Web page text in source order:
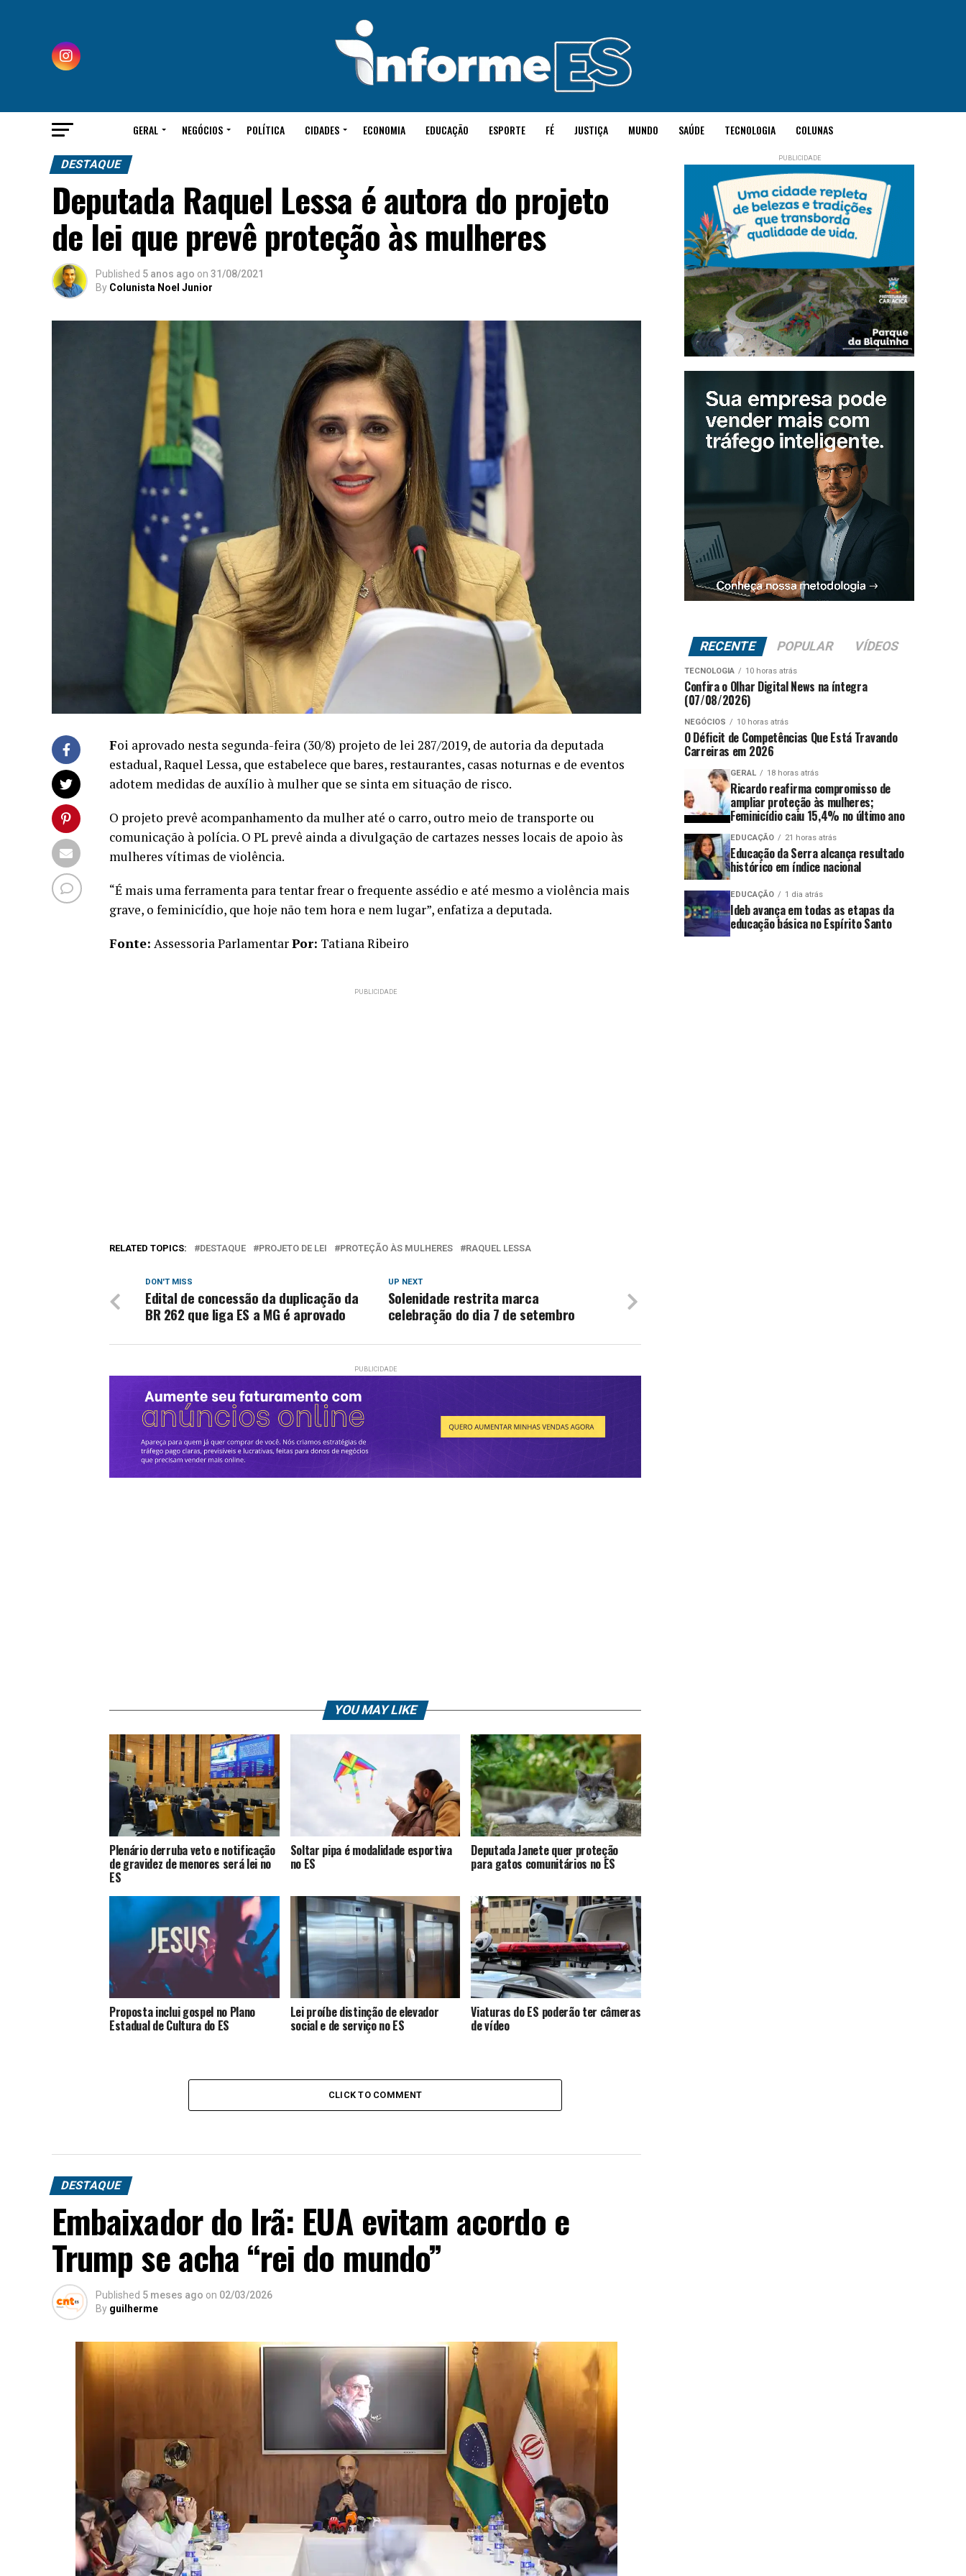
GERAL NEGÓCIOS POLÍTICA CIDADES ECONOMIA EDUCAÇÃO ESPORTE FÉ JUSTIÇA MUNDO SAÚDE TECNOLOGIA COLUNAS
DESTAQUE
Deputada Raquel Lessa é autora do projeto
de lei que prevê proteção às mulheres
Published 5 anos ago on 31/08/2021
By Colunista Noel Junior
Foi aprovado nesta segunda-feira (30/8) projeto de lei 287/2019, de autoria da deputada
estadual, Raquel Lessa, que estabelece que bares, restaurantes, casas noturnas e de eventos
adotem medidas de auxílio à mulher que se sinta em situação de risco.
O projeto prevê acompanhamento da mulher até o carro, outro meio de transporte ou
comunicação à polícia. O PL prevê ainda a divulgação de cartazes nesses locais de apoio às
mulheres vítimas de violência.
“É mais uma ferramenta para tentar frear o frequente assédio e até mesmo a violência mais
grave, o feminicídio, que hoje não tem hora e nem lugar”, enfatiza a deputada.
Fonte: Assessoria ParlamentarPor: Tatiana Ribeiro
RELATED TOPICS: DESTAQUE PROJETO DE LEI PROTEÇÃO ÀS MULHERES RAQUEL LESSA
UP NEXT
Solenidade restrita marca
celebração do dia 7 de setembro
DON'T MISS
Edital de concessão da duplicação da
BR 262 que liga ES a MG é aprovado
YOU MAY LIKE
Plenário derruba veto e notificação
de gravidez de menores será lei no
ES
Soltar pipa é modalidade esportiva
no ES
Deputada Janete quer proteção
para gatos comunitários no ES
Proposta inclui gospel no Plano
Estadual de Cultura do ES
Lei proíbe distinção de elevador
social e de serviço no ES
Viaturas do ES poderão ter câmeras
de vídeo
CLICK TO COMMENT
DESTAQUE
Embaixador do Irã: EUA evitam acordo e
Trump se acha “rei do mundo”
Published 5 meses ago on 02/03/2026
By guilherme
RECENTE POPULAR VÍDEOS
TECNOLOGIA 10 horas atrás
Confira o Olhar Digital News na íntegra
(07/08/2026)
NEGÓCIOS 10 horas atrás
O Déficit de Competências Que Está Travando
Carreiras em 2026
GERAL 18 horas atrás
Ricardo reafirma compromisso de
ampliar proteção às mulheres;
Feminicídio caiu 15,4% no último ano
EDUCAÇÃO 21 horas atrás
Educação da Serra alcança resultado
histórico em índice nacional
EDUCAÇÃO 1 dia atrás
Ideb avança em todas as etapas da
educação básica no Espírito Santo